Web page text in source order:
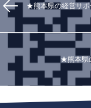
★熊本県の経営サ
★熊本県